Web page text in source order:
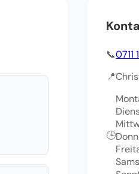
📞0711
📍
🕒